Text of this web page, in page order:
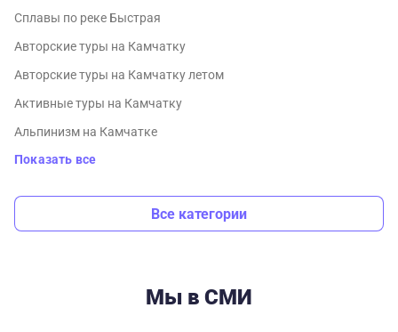
Cплавы по реке Быстрая
Авторские туры на Камчатку
Авторские туры на Камчатку летом
Активные туры на Камчатку
Альпинизм на Камчатке
Показать все
Все категории
Мы в СМИ